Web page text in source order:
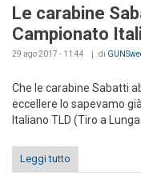
Le carabine
Campionato
29 ago 2017 - 11:44 di
Che le carabine Sabatti
eccellere lo sapevamo
Italiano TLD (Tiro a Lunga...
Leggi tutto